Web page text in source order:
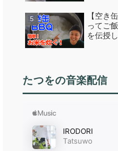
【空き
ってご
を伝授
たつをの音楽配信